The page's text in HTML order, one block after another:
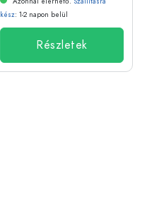
kész: 1-2 napon belül
Részletek